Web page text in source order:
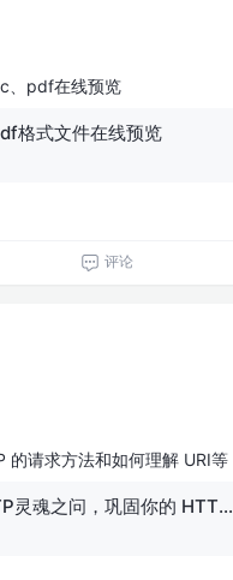
、pdf在线预览
格式文件在线预览
评论
的请求方法和如何理解 URI等
（建议精读）HTTP灵魂之问，巩固你的 HTTP 知识体系